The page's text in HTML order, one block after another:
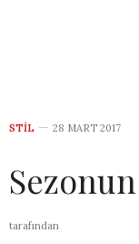
STIL 28 MART 2017
tarafından